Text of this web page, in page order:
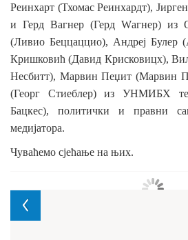
Реинхарт (Тхомас Реинхардт),
и Герд Вагнер (Герд Wагнер) из
(Ливио Беццаццио), Андреј Булер
Кришковић (Давид Крисковицх),
Несбитт), Марвин Пеџит (Марвин
(Георг Стиеблер) из УНМИБХ
Бацкес), политички и правни
медијатора.
Чуваћемо сјећање на њих.